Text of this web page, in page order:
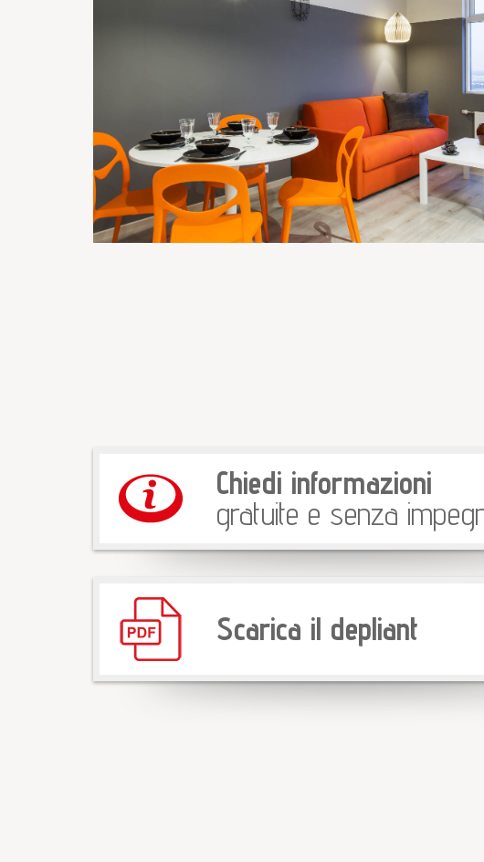
Chiedi informazioni
gratuite e senza
Scarica il depliant